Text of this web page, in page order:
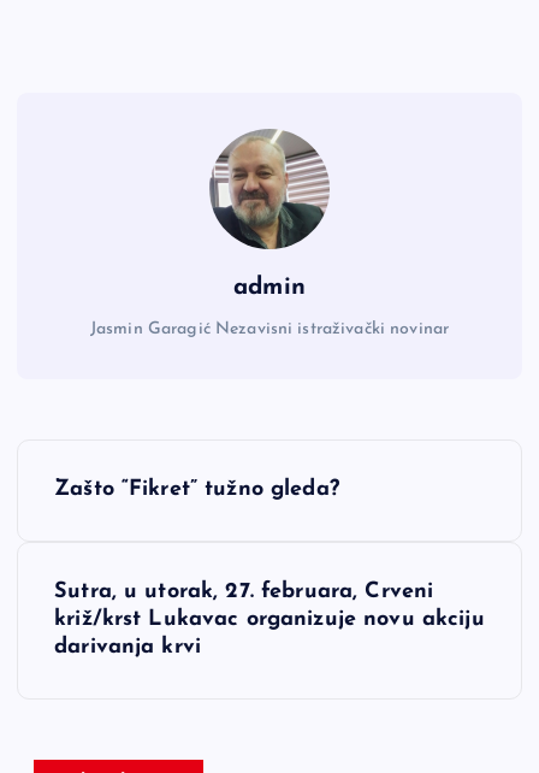
admin
Jasmin Garagić Nezavisni istraživački novinar
N
a
Zašto “Fikret” tužno gleda?
Sutra, u utorak, 27. februara, Crveni
križ/krst Lukavac organizuje novu akciju
darivanja krvi